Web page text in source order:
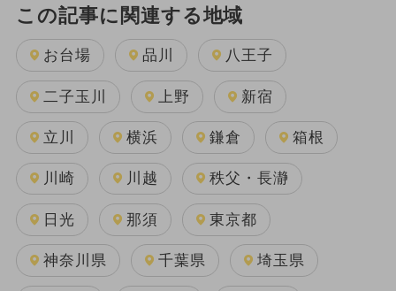
この記事に関連する地域
お台場 品川 八王子
二子玉川 上野 新宿
立川 横浜 鎌倉 箱根
川崎 川越 秩父・長瀞
日光 那須 東京都
神奈川県 千葉県 埼玉県